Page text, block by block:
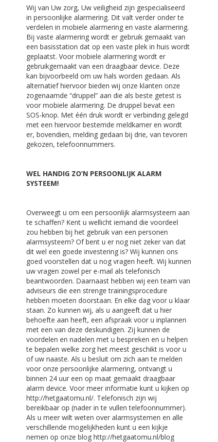
Wij van Uw zorg, Uw veiligheid zijn gespecialiseerd
in persoonlijke alarmering. Dit valt verder onder te
verdelen in mobiele alarmering en vaste alarmering.
Bij vaste alarmering wordt er gebruik gemaakt van
een basisstation dat op een vaste plek in huis wordt
geplaatst. Voor mobiele alarmering wordt er
gebruikgemaakt van een draagbaar device. Deze
kan bijvoorbeeld om uw hals worden gedaan. Als
alternatief hiervoor bieden wij onze klanten onze
zogenaamde “druppel” aan die als beste getest is
voor mobiele alarmering. De druppel bevat een
SOS-knop. Met één druk wordt er verbinding gelegd
met een hiervoor bestemde meldkamer en wordt
er, bovendien, melding gedaan bij drie, van tevoren
gekozen, telefoonnummers.
WEL HANDIG ZO’N PERSOONLIJK ALARM
SYSTEEM!
Overweegt u om een persoonlijk alarmsysteem aan
te schaffen? Kent u wellicht iemand die voordeel
zou hebben bij het gebruik van een personen
alarmsysteem? Of bent u er nog niet zeker van dat
dit wel een goede investering is? Wij kunnen ons
goed voorstellen dat u nog vragen heeft. Wij kunnen
uw vragen zowel per e-mail als telefonisch
beantwoorden. Daarnaast hebben wij een team van
adviseurs die een strenge trainingsprocedure
hebben moeten doorstaan. En elke dag voor u klaar
staan. Zo kunnen wij, als u aangeeft dat u hier
behoefte aan heeft, een afspraak voor u inplannen
met een van deze deskundigen. Zij kunnen de
voordelen en nadelen met u bespreken en u helpen
te bepalen welke zorg het meest geschikt is voor u
of uw naaste. Als u besluit om zich aan te melden
voor onze persoonlijke alarmering, ontvangt u
binnen 24 uur een op maat gemaakt draagbaar
alarm device. Voor meer informatie kunt u kijken op
http://hetgaatomu.nl/. Telefonisch zijn wij
bereikbaar op (nader in te vullen telefoonnummer).
Als u meer wilt weten over alarmsystemen en alle
verschillende mogelijkheden kunt u een kijkje
nemen op onze blog http://hetgaatomu.nl/blog